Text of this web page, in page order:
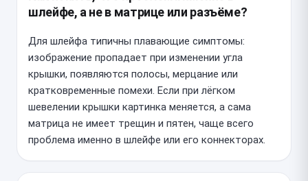
шлейфе, а не в матрице или разъёме?
Для шлейфа типичны плавающие симптомы:
изображение пропадает при изменении угла
крышки, появляются полосы, мерцание или
кратковременные помехи. Если при лёгком
шевелении крышки картинка меняется, а сама
матрица не имеет трещин и пятен, чаще всего
проблема именно в шлейфе или его коннекторах.